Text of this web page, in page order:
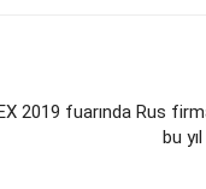
2019 fuarında Rus
bu